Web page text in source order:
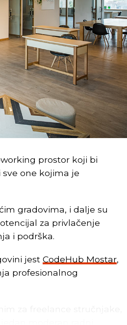
prostor koji bi
one kojima je
gradovima, i dalje su
za privlačenje
i podrška.
jest CodeHub Mostar,
profesionalnog